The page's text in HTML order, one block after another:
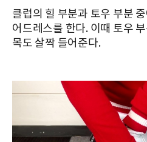
클럽의 힐 부분과 토우 부분
어드레스를 한다. 이때 토우
목도 살짝 들어준다.